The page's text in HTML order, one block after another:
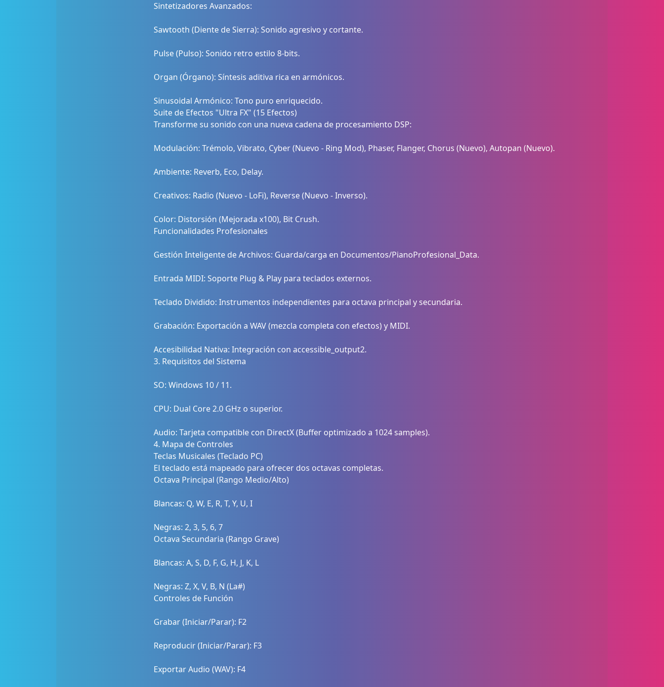
Sintetizadores Avanzados:
Sawtooth (Diente de Sierra): Sonido agresivo y cortante.
Pulse (Pulso): Sonido retro estilo 8-bits.
Organ (Órgano): Síntesis aditiva rica en armónicos.
Sinusoidal Armónico: Tono puro enriquecido.
Suite de Efectos "Ultra FX" (15 Efectos)
Transforme su sonido con una nueva cadena de procesamiento DSP:
Modulación: Trémolo, Vibrato, Cyber (Nuevo - Ring Mod), Phaser, Flanger, Chorus (Nuevo), Autopan (Nuevo).
Ambiente: Reverb, Eco, Delay.
Creativos: Radio (Nuevo - LoFi), Reverse (Nuevo - Inverso).
Color: Distorsión (Mejorada x100), Bit Crush.
Funcionalidades Profesionales
Gestión Inteligente de Archivos: Guarda/carga en Documentos/PianoProfesional_Data.
Entrada MIDI: Soporte Plug & Play para teclados externos.
Teclado Dividido: Instrumentos independientes para octava principal y secundaria.
Grabación: Exportación a WAV (mezcla completa con efectos) y MIDI.
Accesibilidad Nativa: Integración con accessible_output2.
3. Requisitos del Sistema
SO: Windows 10 / 11.
CPU: Dual Core 2.0 GHz o superior.
Audio: Tarjeta compatible con DirectX (Buffer optimizado a 1024 samples).
4. Mapa de Controles
Teclas Musicales (Teclado PC)
El teclado está mapeado para ofrecer dos octavas completas.
Octava Principal (Rango Medio/Alto)
Blancas: Q, W, E, R, T, Y, U, I
Negras: 2, 3, 5, 6, 7
Octava Secundaria (Rango Grave)
Blancas: A, S, D, F, G, H, J, K, L
Negras: Z, X, V, B, N (La#)
Controles de Función
Grabar (Iniciar/Parar): F2
Reproducir (Iniciar/Parar): F3
Exportar Audio (WAV): F4